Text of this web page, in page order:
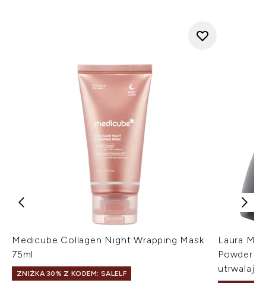
Medicube Collagen Night Wrapping Mask
75ml
ZNIŻKA 30% Z KODEM: SALELF
Laura
Powder